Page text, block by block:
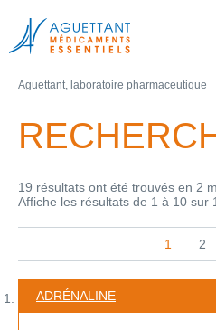
Aguettant, laboratoire pharmaceutique
19 résultats ont été trouvés en 2
Affiche les résultats de 1 à 10 sur
1 2
ADRÉNALINE